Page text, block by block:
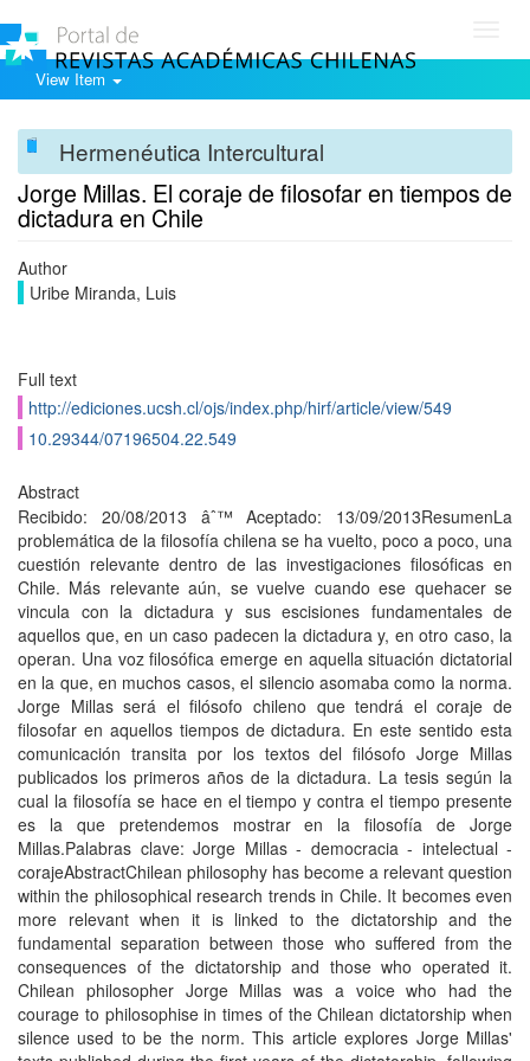
View Item
Hermenéutica Intercultural
Jorge Millas. El coraje de filosofar en tiempos de
dictadura en Chile
Author
Uribe Miranda, Luis
Full text
http://ediciones.ucsh.cl/ojs/index.php/hirf/article/view/549
10.29344/07196504.22.549
Abstract
Recibido: 20/08/2013 âˆ™ Aceptado: 13/09/2013ResumenLa
problemática de la filosofí­a chilena se ha vuelto, poco a poco, una
cuestión relevante dentro de las investigaciones filosóficas en
Chile. Más relevante aún, se vuelve cuando ese quehacer se
vincula con la dictadura y sus escisiones fundamentales de
aquellos que, en un caso padecen la dictadura y, en otro caso, la
operan. Una voz filosófica emerge en aque­lla situación dictatorial
en la que, en muchos casos, el silencio asomaba como la norma.
Jorge Millas será el filósofo chileno que tendrá el coraje de
filosofar en aquellos tiempos de dictadura. En este sentido esta
co­municación transita por los textos del filósofo Jorge Millas
publicados los primeros años de la dictadura. La tesis según la
cual la filosofí­a se hace en el tiempo y contra el tiempo presente
es la que pretendemos mostrar en la filosofí­a de Jorge
Millas.Palabras clave: Jorge Millas - democracia - intelectual -
corajeAbstractChilean philosophy has become a relevant question
within the philoso­phical research trends in Chile. It becomes even
more relevant when it is linked to the dictatorship and the
fundamental separation between those who suffered from the
consequences of the dictatorship and those who operated it.
Chilean philosopher Jorge Millas was a voice who had the
courage to philosophise in times of the Chilean dictatorship when
silence used to be the norm. This article explores Jorge Millas'